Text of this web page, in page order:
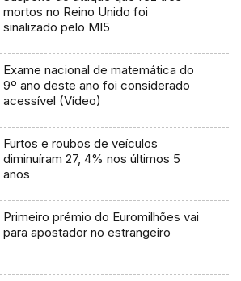
mortos no Reino Unido foi
sinalizado pelo MI5
Exame nacional de matemática do
9º ano deste ano foi considerado
acessível (Vídeo)
Furtos e roubos de veículos
diminuíram 27, 4% nos últimos 5
anos
Primeiro prémio do Euromilhões vai
para apostador no estrangeiro